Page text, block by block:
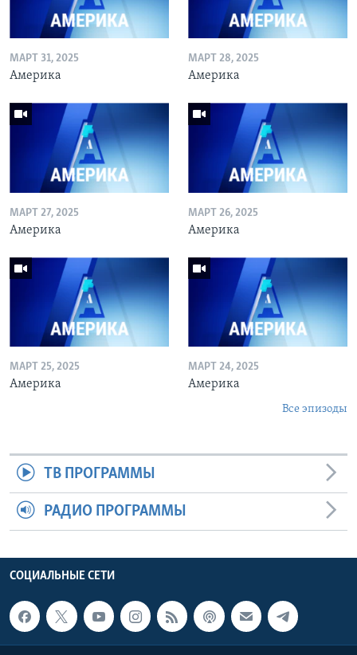
МАРТ 31, 2025
Америка
МАРТ 28, 2025
Америка
МАРТ 27, 2025
Америка
МАРТ 26, 2025
Америка
МАРТ 25, 2025
Америка
МАРТ 24, 2025
Америка
Все эпизоды
ТВ ПРОГРАММЫ
РАДИО ПРОГРАММЫ
СОЦИАЛЬНЫЕ СЕТИ